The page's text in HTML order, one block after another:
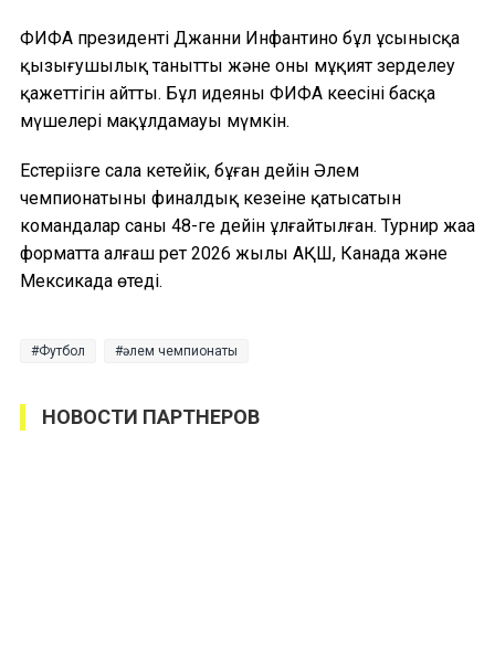
ФИФА президенті Джанни Инфантино бұл ұсынысқа
қызығушылық танытты және оны мұқият зерделеу
қажеттігін айтты. Бұл идеяны ФИФА кеңесінің басқа
мүшелері мақұлдамауы мүмкін.
Естеріңізге сала кетейік, бұған дейін Әлем
чемпионатының финалдық кезеңіне қатысатын
командалар саны 48-ге дейін ұлғайтылған. Турнир жаңа
форматта алғаш рет 2026 жылы АҚШ, Канада және
Мексикада өтеді.
Футбол әлем чемпионаты
НОВОСТИ ПАРТНЕРОВ